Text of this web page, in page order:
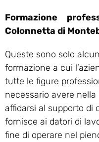
Formazione
Colonnetta di
Queste sono solo
formazione a cui
tutte le figure
necessario avere
affidarsi al supporto di
fornisce ai datori di
fine di operare nel